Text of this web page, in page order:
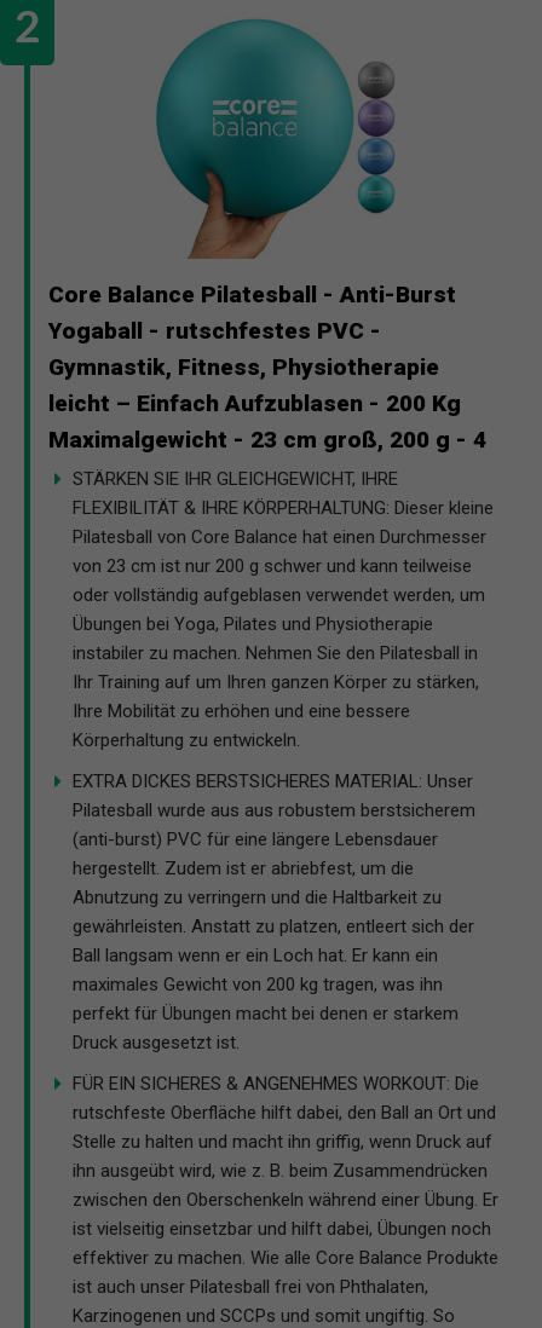
Core Balance Pilatesball - Anti-Burst
Yogaball - rutschfestes PVC -
Gymnastik, Fitness, Physiotherapie
leicht – Einfach Aufzublasen - 200 Kg
Maximalgewicht - 23 cm groß, 200 g - 4
STÄRKEN SIE IHR GLEICHGEWICHT, IHRE
FLEXIBILITÄT & IHRE KÖRPERHALTUNG: Dieser kleine
Pilatesball von Core Balance hat einen Durchmesser
von 23 cm ist nur 200 g schwer und kann teilweise
oder vollständig aufgeblasen verwendet werden, um
Übungen bei Yoga, Pilates und Physiotherapie
instabiler zu machen. Nehmen Sie den Pilatesball in
Ihr Training auf um Ihren ganzen Körper zu stärken,
Ihre Mobilität zu erhöhen und eine bessere
Körperhaltung zu entwickeln.
EXTRA DICKES BERSTSICHERES MATERIAL: Unser
Pilatesball wurde aus aus robustem berstsicherem
(anti-burst) PVC für eine längere Lebensdauer
hergestellt. Zudem ist er abriebfest, um die
Abnutzung zu verringern und die Haltbarkeit zu
gewährleisten. Anstatt zu platzen, entleert sich der
Ball langsam wenn er ein Loch hat. Er kann ein
maximales Gewicht von 200 kg tragen, was ihn
perfekt für Übungen macht bei denen er starkem
Druck ausgesetzt ist.
FÜR EIN SICHERES & ANGENEHMES WORKOUT: Die
rutschfeste Oberfläche hilft dabei, den Ball an Ort und
Stelle zu halten und macht ihn griffig, wenn Druck auf
ihn ausgeübt wird, wie z. B. beim Zusammendrücken
zwischen den Oberschenkeln während einer Übung. Er
ist vielseitig einsetzbar und hilft dabei, Übungen noch
effektiver zu machen. Wie alle Core Balance Produkte
ist auch unser Pilatesball frei von Phthalaten,
Karzinogenen und SCCPs und somit ungiftig. So